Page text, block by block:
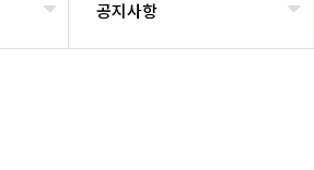
공지사항